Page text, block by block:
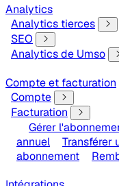
Analytics
Analytics tierces
SEO
Analytics de Umso
Compte et facturation
Compte
Facturation
Gérer
annuel
Transférer
abonnement